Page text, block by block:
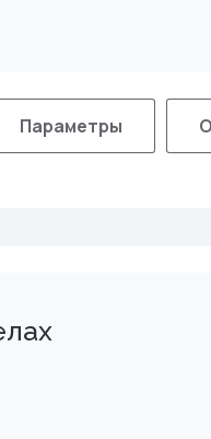
Параметры